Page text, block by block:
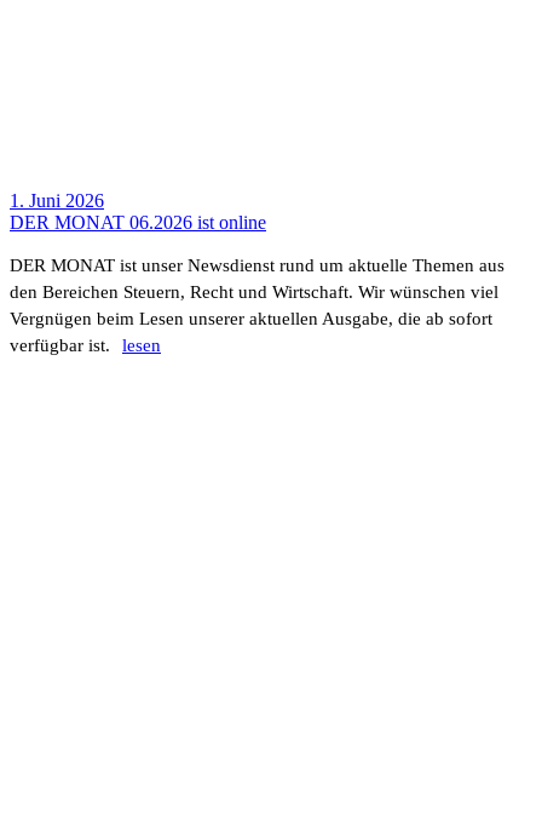
1. Juni 2026
DER MONAT 06.2026 ist online
DER MONAT ist unser News­dienst rund um aktu­elle Themen aus
den Berei­chen Steuern, Recht und Wirt­schaft. Wir wünschen viel
Vergnügen beim Lesen unserer aktu­ellen Ausgabe, die ab sofort
verfügbar ist.
lesen